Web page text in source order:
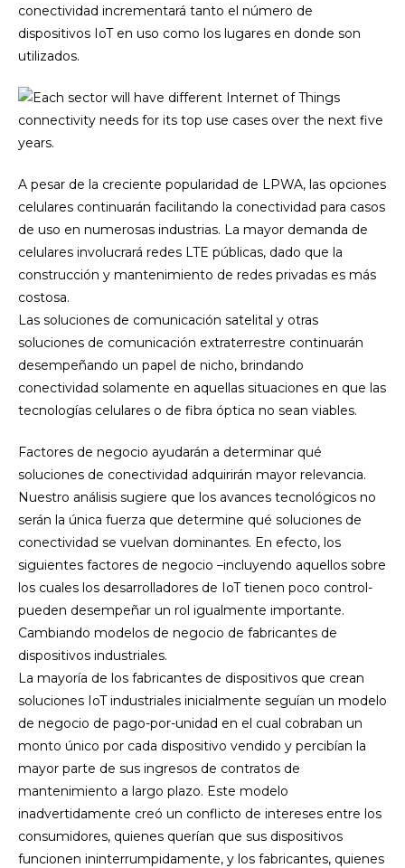
conectividad incrementará tanto el número de
dispositivos IoT en uso como los lugares en donde son
utilizados.
A pesar de la creciente popularidad de LPWA, las opciones
celulares continuarán facilitando la conectividad para casos
de uso en numerosas industrias. La mayor demanda de
celulares involucrará redes LTE públicas, dado que la
construcción y mantenimiento de redes privadas es más
costosa.
Las soluciones de comunicación satelital y otras
soluciones de comunicación extraterrestre continuarán
desempeñando un papel de nicho, brindando
conectividad solamente en aquellas situaciones en que las
tecnologías celulares o de fibra óptica no sean viables.
Factores de negocio ayudarán a determinar qué
soluciones de conectividad adquirirán mayor relevancia.
Nuestro análisis sugiere que los avances tecnológicos no
serán la única fuerza que determine qué soluciones de
conectividad se vuelvan dominantes. En efecto, los
siguientes factores de negocio –incluyendo aquellos sobre
los cuales los desarrolladores de IoT tienen poco control-
pueden desempeñar un rol igualmente importante.
Cambiando modelos de negocio de fabricantes de
dispositivos industriales.
La mayoría de los fabricantes de dispositivos que crean
soluciones IoT industriales inicialmente seguían un modelo
de negocio de pago-por-unidad en el cual cobraban un
monto único por cada dispositivo vendido y percibían la
mayor parte de sus ingresos de contratos de
mantenimiento a largo plazo. Este modelo
inadvertidamente creó un conflicto de intereses entre los
consumidores, quienes querían que sus dispositivos
funcionen ininterrumpidamente, y los fabricantes, quienes